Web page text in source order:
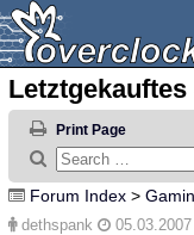
Letztgekauftes
Print Page
Forum Index >
dethspank